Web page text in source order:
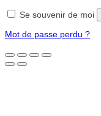
Se souvenir de moi
Mot de passe perdu ?